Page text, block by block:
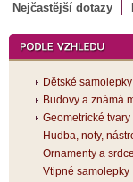
Nejčastější dotazy
Dětské samolepky
Budovy a známá
Geometrické tvary
Hudba, noty,
Ornamenty a srdce
Vtipné samolepky